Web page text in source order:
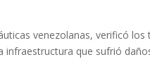
venezolanas, verificó los
infraestructura que sufrió